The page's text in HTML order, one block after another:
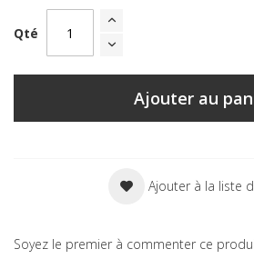
Qté
Ajouter au
Ajouter à la liste
Soyez le premier à commenter ce